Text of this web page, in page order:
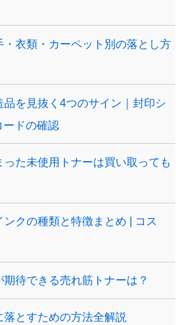
衣類・カーペット別の落とし方
品を見抜く4つのサイン｜封印シ
ードの確認
た未使用トナーは買い取っても
クの種類と特徴まとめ | コス
待できる売れ筋トナーは？
落とすための方法全解説